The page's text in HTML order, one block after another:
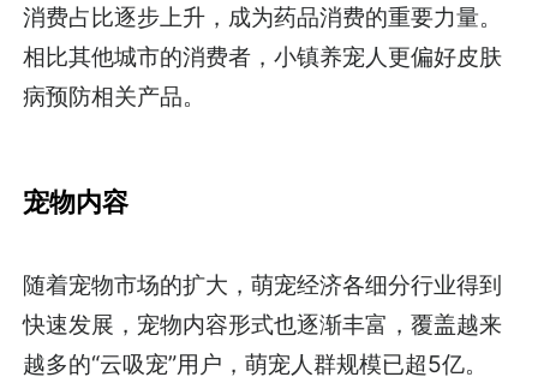
消费占比逐步上升，成为药品消费的重要力量。
相比其他城市的消费者，小镇养宠人更偏好皮肤
病预防相关产品。
宠物内容
随着宠物市场的扩大，萌宠经济各细分行业得到
快速发展，宠物内容形式也逐渐丰富，覆盖越来
越多的“云吸宠”用户，萌宠人群规模已超5亿。